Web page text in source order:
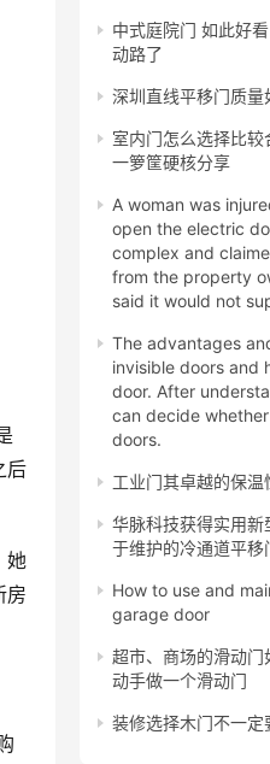
后
她
房
中式庭院门 如此好
动路了
深圳直线平移门质量
室内门怎么选择比
一箩筐硬核分享
A woman was
open the electric
complex and
from the property
said it would not
The advantages
invisible doors and
door. After
can decide
doors.
工业门其卓越的保温
华脉科技获得实用新
于维护的冷通道平移
How to use and
garage door
超市、商场的滑动
动手做一个滑动门
装修选择木门不一定